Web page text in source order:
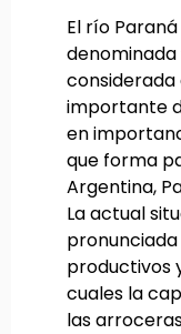
El río
denominada
importante
en
que forma
Argentina,
La actual
productivos
cuales la
las